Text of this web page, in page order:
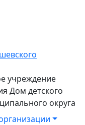
учреждение
Дом детского
округа